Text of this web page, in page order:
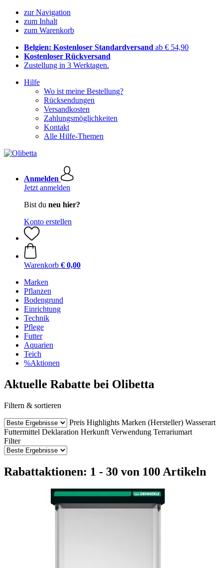
zur Navigation
zum Inhalt
zum Warenkorb
Belgien: Kostenloser Standardversand ab € 54,90
Kostenloser Rückversand
Zustellung in 3 Werktagen.
Hilfe
Wo ist meine Bestellung?
Rücksendungen
Versandkosten
Zahlungsmöglichkeiten
Kontakt
Alle Hilfe-Themen
Anmelden
Jetzt anmelden
Bist du neu hier?
Konto erstellen
Warenkorb € 0,00
Marken
Pflanzen
Bodengrund
Einrichtung
Technik
Pflege
Futter
Aquarien
Teich
%Aktionen
Aktuelle Rabatte bei Olibetta
Filtern & sortieren
Preis Highlights Marken (Hersteller) Wasserart
Futtermittel Deklaration Herkunft Verwendung Terrariumart
Filter
Rabattaktionen: 1 - 30 von 100 Artikeln